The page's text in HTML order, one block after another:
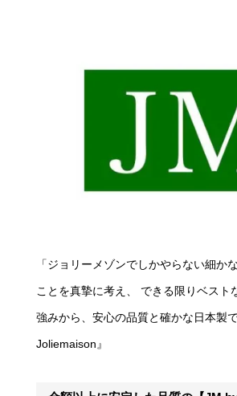
「ジョリーメゾンでしかやらない細
ことを真摯に考え、 できる限りベスト
強みから、安心の品質と確かな日本製
Joliemaison』